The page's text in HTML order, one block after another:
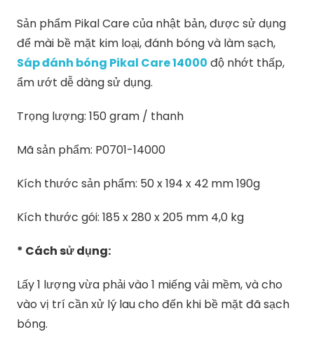
Sản phẩm Pikal Care của nhật bản, được sử dụng
để mài bề mặt kim loại, đánh bóng và làm sạch,
Sáp đánh bóng Pikal Care 14000 độ nhớt thấp,
ẩm ướt dễ dàng sử dụng.
Trọng lượng: 150 gram / thanh
Mã sản phẩm: P0701-14000
Kích thước sản phẩm: 50 x 194 x 42 mm 190g
Kích thước gói: 185 x 280 x 205 mm 4,0 kg
* Cách sử dụng:
Lấy 1 lượng vừa phải vào 1 miếng vải mềm, và cho
vào vị trí cần xử lý lau cho đến khi bề mặt đã sạch
bóng.